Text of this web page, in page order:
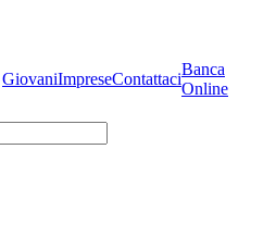
GiovaniImpreseContattaci
Banca
Online